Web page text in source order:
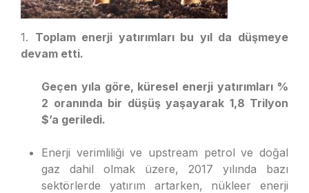
1. Toplam enerji yatırımları bu yıl da düşmeye
devam etti.
Geçen yıla göre, küresel enerji yatırımları %
2 oranında bir düşüş yaşayarak 1,8 Trilyon
$’a geriledi.
Enerji verimliliği ve upstream petrol ve doğal
gaz dahil olmak üzere, 2017 yılında bazı
sektörlerde yatırım artarken, nükleer enerji